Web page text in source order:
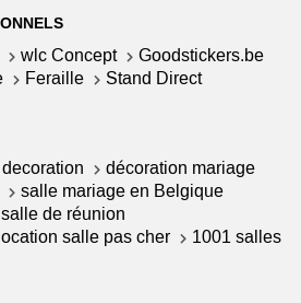
wlc Concept
Goodstickers.be
Feraille
Stand Direct
decoration
décoration mariage
salle mariage en Belgique
salle de réunion
salle pas cher
1001 salles